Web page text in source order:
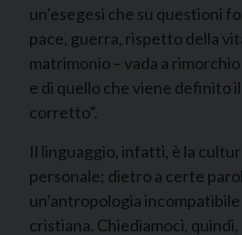
un’esegesi che su questioni
pace, guerra, rispetto della
matrimonio – vada a
e di quello che viene definito
corretto”.
Il linguaggio, infatti, è la
personale; dietro a certe
un’antropologia
cristiana. Chiediamoci,